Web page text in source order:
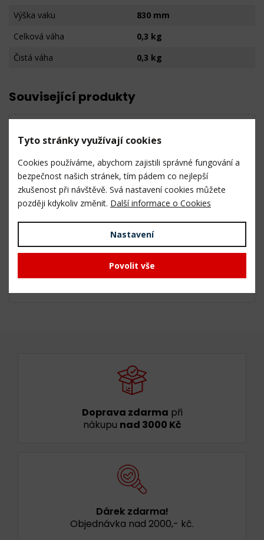
Výška vaku
830 mm
Celková váha
0,3 kg
Čistá váha
0,3 kg
Související produkty
Produkt není skladem.
Doprava zdarma při
nákupu nad 3000 Kč
Dárek zdarma!
Objednávka nad 2000,- kč.
Tyto stránky využívají cookies
Cookies používáme, abychom zajistili správné fungování a
bezpečnost našich stránek, tím pádem co nejlepší
zkušenost při návštěvě. Svá nastavení cookies můžete
později kdykoliv změnit. Další informace o Cookies
Nastavení
Povolit vše